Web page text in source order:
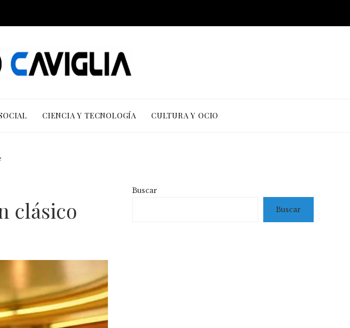
CIENCIA Y TECNOLOGÍA CULTURA Y OCIO
clásico
Buscar
Buscar